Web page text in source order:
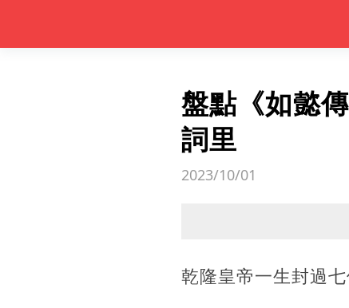
盤點《如懿
詞里
2023/10/01
乾隆皇帝一生封過